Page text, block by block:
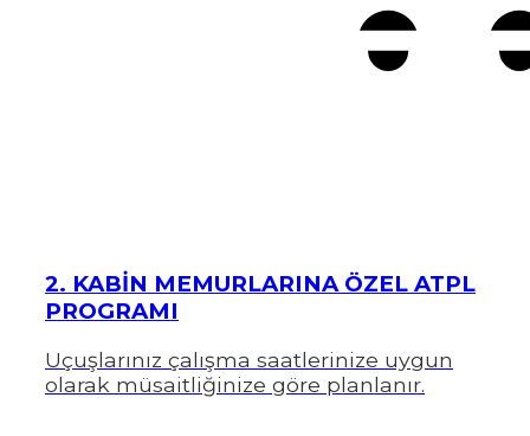
2. KABİN MEMURLARINA ÖZEL ATPL
PROGRAMI
Uçuşlarınız çalışma saatlerinize uygun
olarak müsaitliğinize göre planlanır.